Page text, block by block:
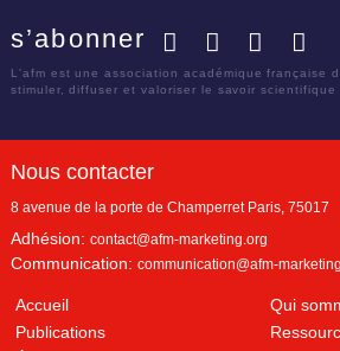
s’abonner
L'afm est une association académique française
stimuler, diffuser et valoriser le savoir scientifique
Nous contacter
8 avenue de la porte de Champerret Paris, 75017
Adhésion: contact@afm-marketing.org
Communication: communication@afm-
Accueil
Qui
Publications